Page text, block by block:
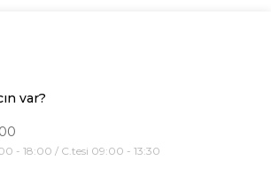
var?
- 18:00 / C.tesi 09:00 - 13:30